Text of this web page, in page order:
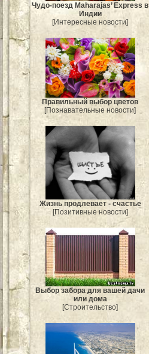
Чудо-поезд Maharajas’ Express в
Индии
[Интересные новости]
Правильный выбор цветов
[Познавательные новости]
Жизнь продлевает - счастье
[Позитивные новости]
Выбор забора для вашей дачи
или дома
[Строительство]